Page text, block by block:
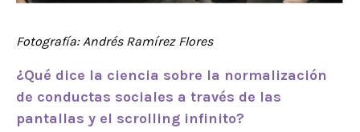
Fotografía: Andrés Ramírez Flores
¿Qué dice la ciencia sobre la normalización
de conductas sociales a través de las
pantallas y el scrolling infinito?